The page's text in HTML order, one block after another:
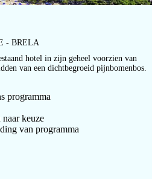
- BRELA
hotel in zijn geheel voorzien van
van een dichtbegroeid pijnbomenbos.
programma
keuze
van programma